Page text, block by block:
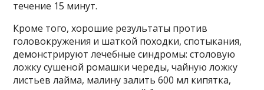
течение 15 минут.
Кроме того, хорошие результаты против
головокружения и шаткой походки, спотыкания,
демонстрируют лечебные синдромы: столовую
ложку сушеной ромашки череды, чайную ложку
листьев лайма, малину залить 600 мл кипятка,